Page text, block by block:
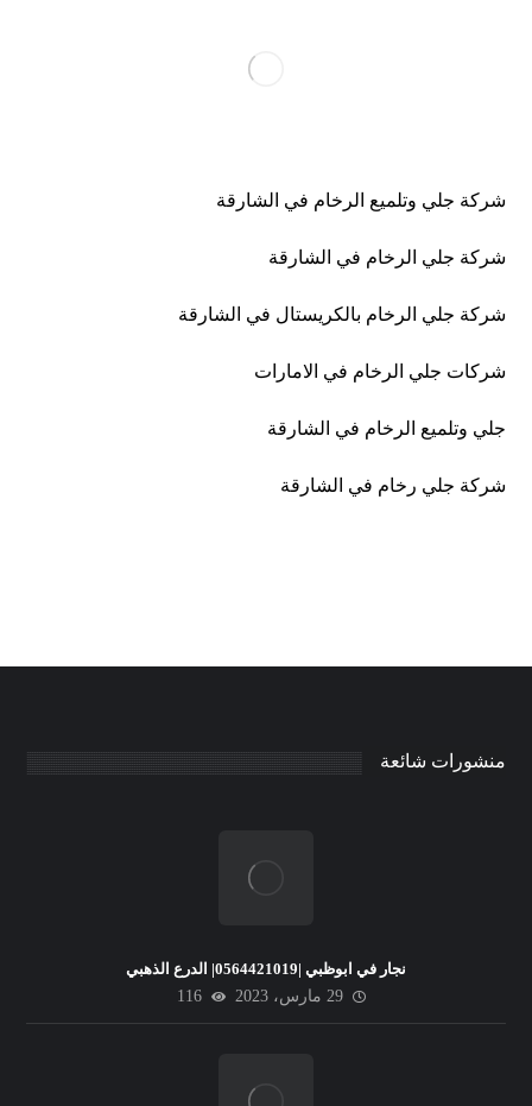
شركة جلي وتلميع الرخام في الشارقة
شركة جلي الرخام في الشارقة
شركة جلي الرخام بالكريستال في الشارقة
شركات جلي الرخام في الامارات
جلي وتلميع الرخام في الشارقة
شركة جلي رخام في الشارقة
منشورات شائعة
نجار في ابوظبي |0564421019| الدرع الذهبي
29 مارس، 2023
116